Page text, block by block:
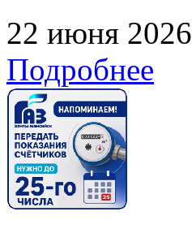
22 июня 2026
Подробнее